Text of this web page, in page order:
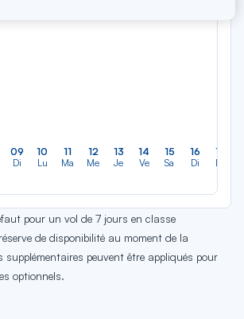
09
Di
10
Lu
11
Ma
12
Me
13
Je
14
Ve
15
Sa
16
Di
17
Lu
pour un vol de 7 jours en classe
de disponibilité au moment de la
supplémentaires peuvent être appliqués pour
optionnels.